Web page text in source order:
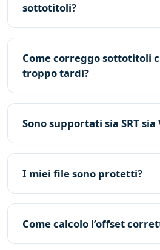
sottotitoli?
Come correggo sottotitoli
troppo tardi?
Sono supportati sia SRT sia
I miei file sono protetti?
Come calcolo l’offset